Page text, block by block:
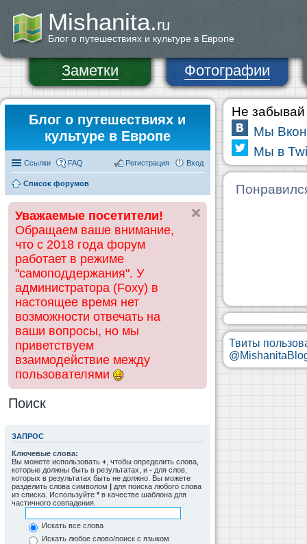
Mishanita.ru
Блог о путешествиях и культуре в Европе
Заметки Фотографии
Блог о путешествиях и
культуре в Европе
Ссылки FAQ Вход
Регистрация
Список форумов
Уважаемые посетители!
Обращаем ваше внимание,
что с 2018 года форум
работает в режиме
"самоподдержания". У
администратора (Foxy) в
настоящее время нет
возможности отвечать на
ваши вопросы, но мы
приветствуем
взаимодействие между
пользователями
Поиск
ЗАПРОС
Ключевые слова:
Вы можете использовать + , чтобы определить слова,
которые должны быть в результатах, и - для слов,
которых в результатах быть не должно. Вы можете
разделить слова символом | для поиска любого слова
из списка. Используйте * в качестве шаблона для
частичного совпадения.
Искать все слова
Искать любое слово/поиск с языком
Не забывай
Мы
Мы в
Твиты